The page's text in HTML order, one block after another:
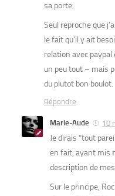
sa porte.
Seul reproche que
le fait qu’il y ait
relation avec paypal
un peu tout – mais
du plutot bon boulot.
Répondre
Marie-Aude 10
Je dirais “tout
en fait, ayant mis
description de
Sur le principe,